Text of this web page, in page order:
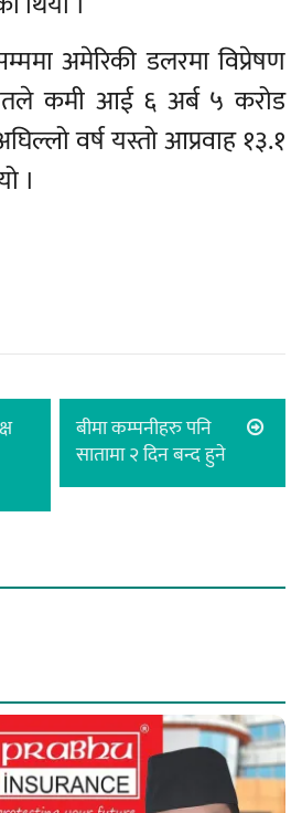
अमेरिकी डलरमा विप्रेषण
कमी आई ६ अर्ब ५ करोड
वर्ष यस्तो आप्रवाह १३.१
।
बीमा कम्पनीहरु पनि
सातामा २ दिन बन्द हुने